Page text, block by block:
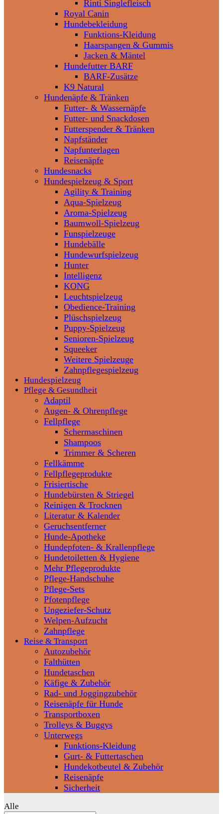
Rinti Singlefleisch
Royal Canin
Hundebekleidung
Funktions-Kleidung
Haarspangen & Gummis
Jacken & Mäntel
Hundefutter BARF
BARF-Zusätze
K9 Natural
Hundenäpfe & Tränken
Futter- & Wassernäpfe
Futter- und Snackdosen
Futterspender & Tränken
Napfständer
Napfunterlagen
Reisenäpfe
Hundesnacks
Hundespielzeug & Sport
Agility & Training
Aqua-Spielzeug
Aroma-Spielzeug
Baumwoll-Spielzeug
Funspielzeuge
Hundebälle
Hundewurfspielzeug
Hunter
Intelligenz
KONG
Leuchtspielzeug
Obedience-Training
Plüschspielzeug
Puppy-Spielzeug
Senioren-Spielzeug
Squeeker
Weitere Spielzeuge
Zahnpflegespielzeug
Hundespielzeug
Pflege & Gesundheit
Adaptil
Augen- & Ohrenpflege
Fellpflege
Schermaschinen
Shampoos
Trimmer & Scheren
Fellkämme
Fellpflegeprodukte
Frisiertische
Hundebürsten & Striegel
Reinigen & Trocknen
Literatur & Kalender
Geruchsentferner
Hunde-Apotheke
Hundepfoten- & Krallenpflege
Hundetoiletten & Hygiene
Mehr Pflegeprodukte
Pflege-Handschuhe
Pflege-Sets
Pfotenpflege
Ungeziefer-Schutz
Welpen-Aufzucht
Zahnpflege
Reise & Transport
Autozubehör
Falthütten
Hundetaschen
Käfige & Zubehör
Rad- und Joggingzubehör
Reisenäpfe für Hunde
Transportboxen
Trolleys & Buggys
Unterwegs
Funktions-Kleidung
Gurt- & Futtertaschen
Hundekotbeutel & Zubehör
Reisenäpfe
Sicherheit
Alle